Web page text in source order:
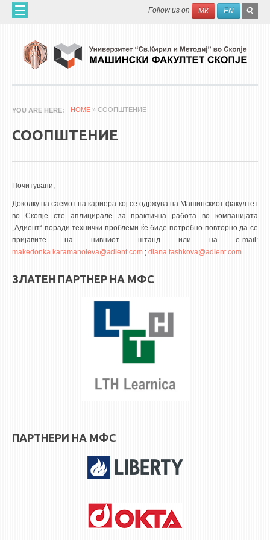
Skip to main content Search
Follow us on МК EN
ЗА НАС
60 ГОДИНИ МФ
НАУЧНА ДЕЈНОСТ
АПЛИКАТИВНА ДЕЈНОСТ
МЕЃУНАРОДНА СОРАБОТКА
ERASMUS+
QIM-SEE
АНКЕТИ И САМОЕВАЛУАЦИИ
ТЕЛЕФОНСКИ ИМЕНИК
YOU ARE HERE HOME » СООПШТЕНИЕ
СООПШТЕНИЕ
Почитувани,
Доколку на саемот на кариера кој се одржува на Машинскиот факултет
во Скопје сте аплицирале за практична работа во компанијата
„Адиент“ поради технички проблеми ќе биде потребно повторно да се
пријавите на нивниот штанд или на e-mail:
makedonka.karamanoleva@adient.com ; diana.tashkova@adient.com
ЗЛАТЕН ПАРТНЕР НА МФС
ПАРТНЕРИ НА МФС